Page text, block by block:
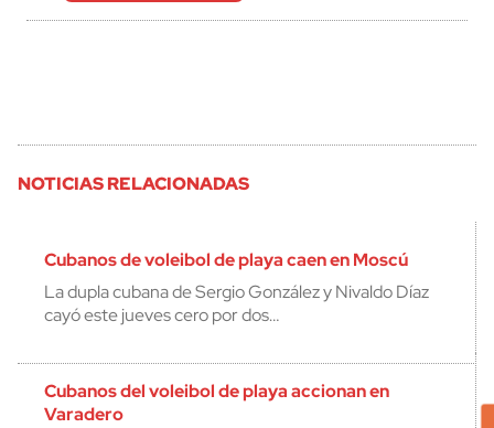
NOTICIAS RELACIONADAS
Cubanos de voleibol de playa caen en Moscú
La dupla cubana de Sergio González y Nivaldo Díaz
cayó este jueves cero por dos…
Cubanos del voleibol de playa accionan en
Varadero